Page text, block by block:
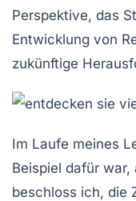
Perspektive, das
Entwicklung von
zukünftige
Im Laufe meines
Beispiel dafür
beschloss ich, die